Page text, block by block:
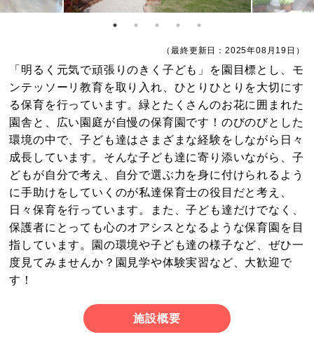
（最終更新日：2025年08月19日）
「明るく元気で頑張りのきく子ども」を園目標とし、モ
ンテッソーリ教育を取り入れ、ひとりひとりを大切にす
る保育を行っています。緑とたくさんのお花に囲まれた
園舎と、広い園庭が自慢の保育園です！のびのびとした
環境の中で、子ども達はさまざまな経験をしながら日々
成長しています。そんな子ども達に寄り添いながら、子
どもが自分で考え、自分で選ぶ力を身に付けられるよう
に手助けをしていくのが私達保育士の役目だと考え、
日々保育を行っています。また、子ども達だけでなく、
保護者にとっても心のオアシスとなるような保育園を目
指しています。園の環境や子ども達の様子など、ぜひ一
度見てみませんか？園見学や体験実習など、大歓迎で
す！
施設概要